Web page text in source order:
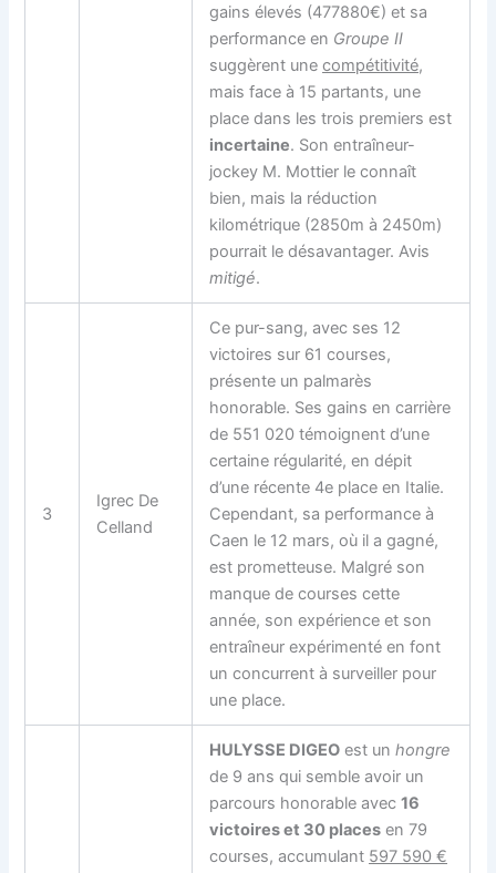
gains élevés (477880€) et sa
performance en Groupe II
suggèrent unecompétitivité,
mais face à 15 partants, une
place dans les trois premiers est
incertaine. Son entraîneur-
jockey M. Mottier le connaît
bien, mais la réduction
kilométrique (2850m à 2450m)
pourrait le désavantager. Avis
mitigé.
3
Igrec De
Celland
Ce pur-sang, avec ses 12
victoires sur 61 courses,
présente un palmarès
honorable. Ses gains en carrière
de 551 020 témoignent d’une
certaine régularité, en dépit
d’une récente 4e place en Italie.
Cependant, sa performance à
Caen le 12 mars, où il a gagné,
est prometteuse. Malgré son
manque de courses cette
année, son expérience et son
entraîneur expérimenté en font
un concurrent à surveiller pour
une place.
HULYSSE DIGEO est unhongre
de 9 ans qui semble avoir un
parcours honorable avec16
victoires et 30 places en 79
courses, accumulant 597 590 €